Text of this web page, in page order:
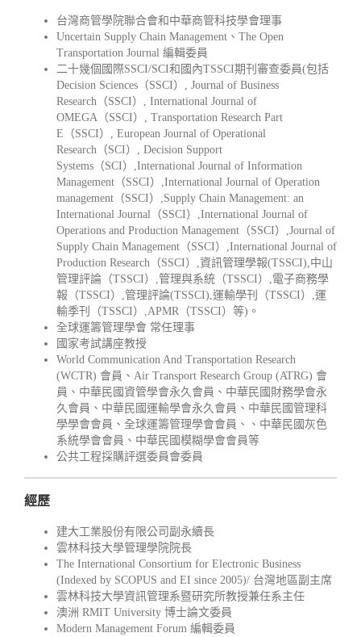
台灣商管學院聯合會和中華商管科技學會理事
Uncertain Supply Chain Management、The Open
Transportation Journal 編輯委員
二十幾個國際SSCI/SCI和國內TSSCI期刊審查委員(包括
Decision Sciences（SSCI）, Journal of Business
Research（SSCI）, International Journal of
OMEGA（SSCI）, Transportation Research Part
E（SSCI）, European Journal of Operational
Research（SCI）, Decision Support
Systems（SCI）,International Journal of Information
Management（SSCI）,International Journal of Operation
management（SSCI）,Supply Chain Management: an
International Journal（SSCI）,International Journal of
Operations and Production Management（SSCI）,Journal of
Supply Chain Management（SSCI）,International Journal of
Production Research（SSCI）,資訊管理學報(TSSCI),中山
管理評論（TSSCI）,管理與系統（TSSCI）,電子商務學
報（TSSCI）,管理評論(TSSCI),運輸學刊（TSSCI）,運
輸季刊（TSSCI）,APMR（TSSCI）等)。
全球運籌管理學會 常任理事
國家考試講座教授
World Communication And Transportation Research
(WCTR) 會員、Air Transport Research Group (ATRG) 會
員、中華民國資管學會永久會員、中華民國財務學會永
久會員、中華民國運輸學會永久會員、中華民國管理科
學學會會員、全球運籌管理學會會員、、中華民國灰色
系統學會會員、中華民國模糊學會會員等
公共工程採購評選委員會委員
經歷
建大工業股份有限公司副永續長
雲林科技大學管理學院院長
The International Consortium for Electronic Business
(Indexed by SCOPUS and EI since 2005)/ 台灣地區副主席
雲林科技大學資訊管理系暨研究所教授兼任系主任
澳洲 RMIT University 博士論文委員
Modern Management Forum 編輯委員